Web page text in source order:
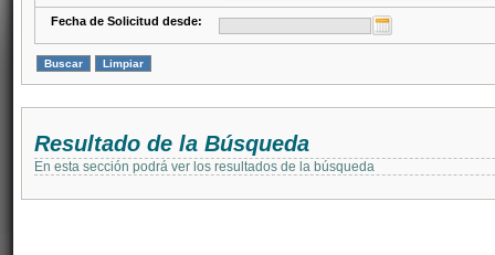
Fecha de Solicitud desde:
Resultado de la Búsqueda
En esta sección podrá ver los resultados de la búsqueda